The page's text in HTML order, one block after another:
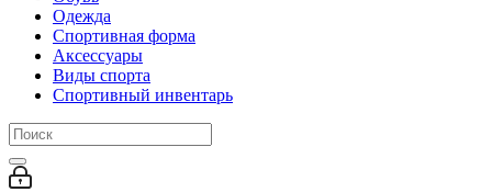
Одежда
Спортивная форма
Аксессуары
Виды спорта
Спортивный инвентарь